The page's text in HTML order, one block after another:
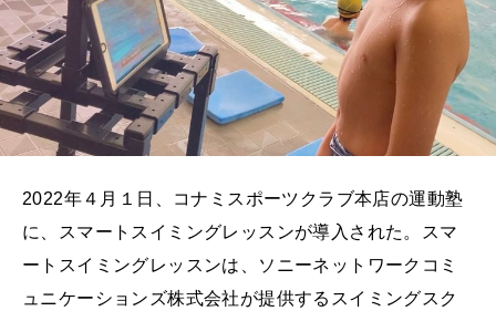
2022年４月１日、コナミスポーツクラブ本店の運動塾
に、スマートスイミングレッスンが導入された。スマ
ートスイミングレッスンは、ソニーネットワークコミ
ュニケーションズ株式会社が提供するスイミングスク